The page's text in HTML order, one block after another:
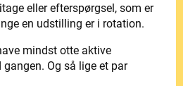
eller efterspørgsel, som er
en udstilling er i rotation.
mindst otte aktive
Og så lige et par